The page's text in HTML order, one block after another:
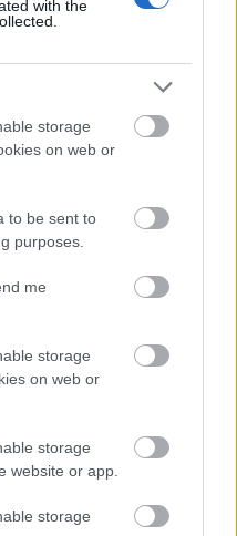
with the
storage
on web or
to be sent to
purposes.
me
storage
on web or
storage
website or app.
storage
más frecuentes
resultados, es quien
de los futbolistas en
A continuación
sobre SofaScore.
TERRATS